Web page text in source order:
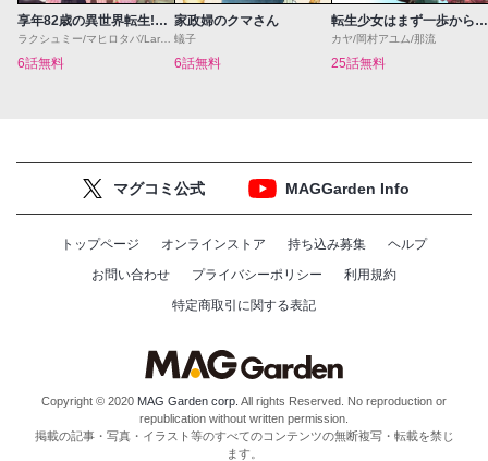
享年82歳の異世界転生!?〜ハズレ属性でも、スキルだけで無双します〜
ラクシュミー/マヒロタバ/Laruha
6話無料
家政婦のクマさん
蟻子
6話無料
転生少女はまず一歩からはじめたい～魔物がいるとか聞いてない！～
カヤ/岡村アユム/那流
25話無料
マグコミ公式 MAGGarden Info
トップページ オンラインストア 持ち込み募集
ヘルプ
お問い合わせ
プライバシーポリシー
利用規約
特定商取引に関する表記
Copyright © 2020 MAG Garden corp. All rights Reserved. No reproduction or
republication without written permission.
掲載の記事・写真・イラスト等のすべてのコンテンツの無断複写・転載を禁じ
ます。